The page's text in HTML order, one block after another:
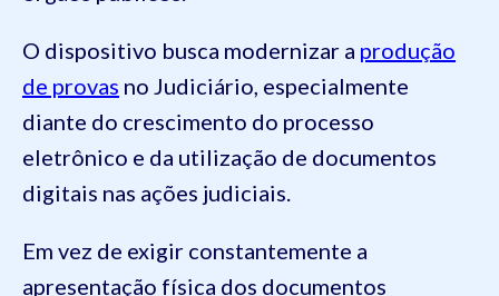
O dispositivo busca modernizar a produção
de provas no Judiciário, especialmente
diante do crescimento do processo
eletrônico e da utilização de documentos
digitais nas ações judiciais.
Em vez de exigir constantemente a
apresentação física dos documentos